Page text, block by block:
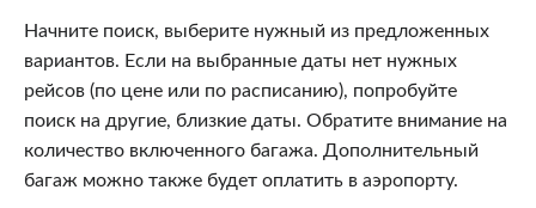
Начните поиск, выберите нужный из предложенных
вариантов. Если на выбранные даты нет нужных
рейсов (по цене или по расписанию), попробуйте
поиск на другие, близкие даты. Обратите внимание на
количество включенного багажа. Дополнительный
багаж можно также будет оплатить в аэропорту.